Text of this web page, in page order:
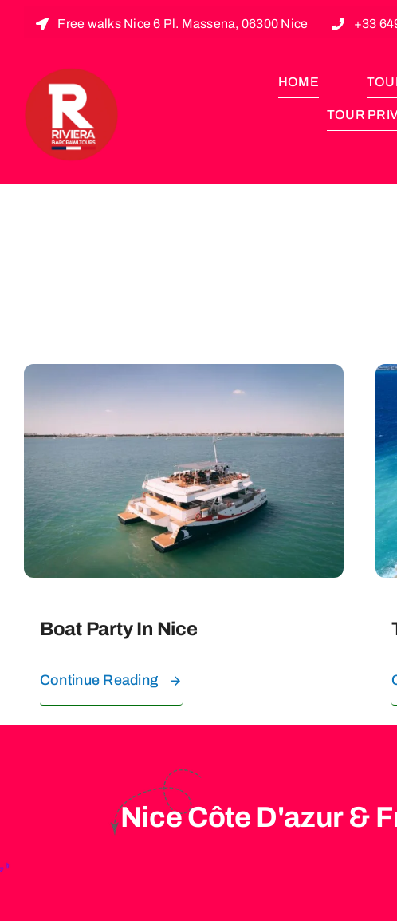
Free walks Nice 6 Pl. Massena, 06300 Nice +33
HOME
TOUR
Boat Party In Nice
Continue Reading
Nice Côte D'azur &